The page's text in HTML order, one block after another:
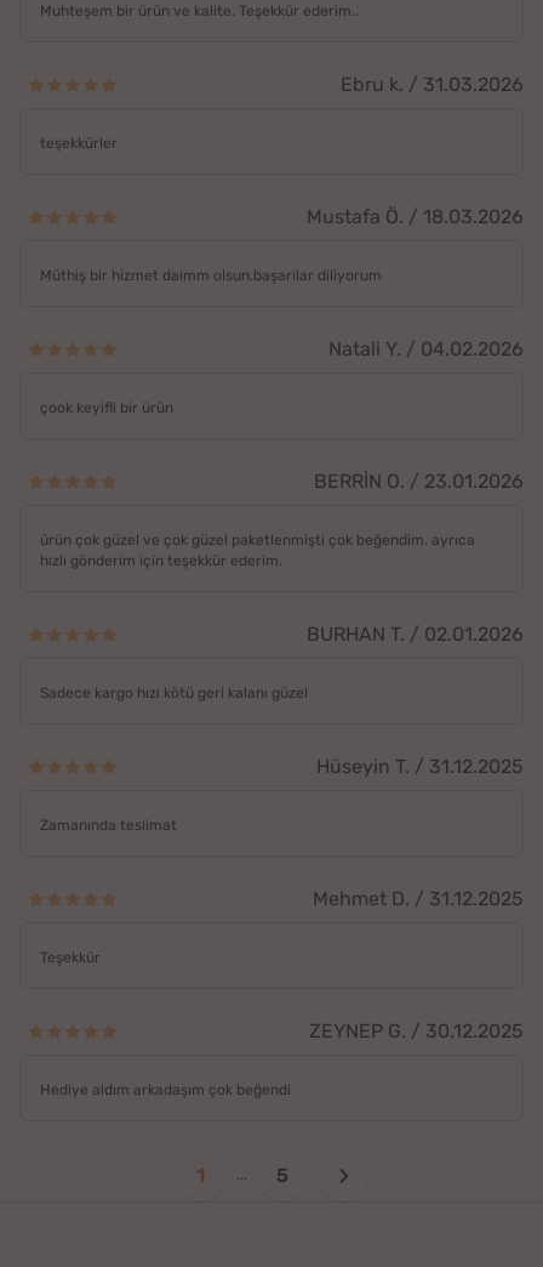
Muhteşem bir ürün ve kalite. Teşekkür ederim..
Ebru k. / 31.03.2026
teşekkürler
Mustafa Ö. / 18.03.2026
Müthiş bir hizmet daimm olsun.başarilar diliyorum
Natali Y. / 04.02.2026
çook keyifli bir ürün
BERRİN O. / 23.01.2026
ürün çok güzel ve çok güzel paketlenmişti çok beğendim. ayrıca
hızlı gönderim için teşekkür ederim.
BURHAN T. / 02.01.2026
Sadece kargo hızı kötü geri kalanı güzel
Hüseyin T. / 31.12.2025
Zamanında teslimat
Mehmet D. / 31.12.2025
Teşekkür
ZEYNEP G. / 30.12.2025
Hediye aldım arkadaşım çok beğendi
1 ... 5